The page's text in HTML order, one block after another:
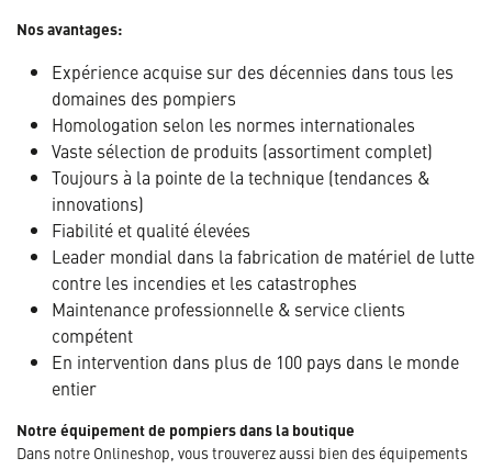
Nos avantages:
Expérience acquise sur des décennies dans tous les
domaines des pompiers
Homologation selon les normes internationales
Vaste sélection de produits (assortiment complet)
Toujours à la pointe de la technique (tendances &
innovations)
Fiabilité et qualité élevées
Leader mondial dans la fabrication de matériel de lutte
contre les incendies et les catastrophes
Maintenance professionnelle & service clients
compétent
En intervention dans plus de 100 pays dans le monde
entier
Notre équipement de pompiers dans la boutique
Dans notre Onlineshop, vous trouverez aussi bien des équipements